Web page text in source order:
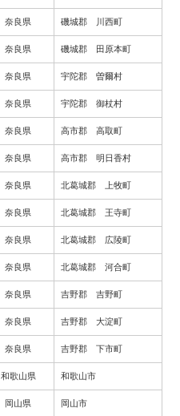
奈良県 磯城郡 川西町
奈良県 磯城郡 田原本町
奈良県 宇陀郡 曽爾村
奈良県 宇陀郡 御杖村
奈良県 高市郡 高取町
奈良県 高市郡 明日香村
奈良県 北葛城郡 上牧町
奈良県 北葛城郡 王寺町
奈良県 北葛城郡 広陵町
奈良県 北葛城郡 河合町
奈良県 吉野郡 吉野町
奈良県 吉野郡 大淀町
奈良県 吉野郡 下市町
和歌山県 和歌山市
岡山県 岡山市